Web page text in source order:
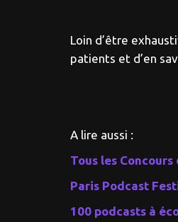
Loin d’être
patients et d’en
A lire aussi :
Tous les
Paris Podcast
100 podcasts à